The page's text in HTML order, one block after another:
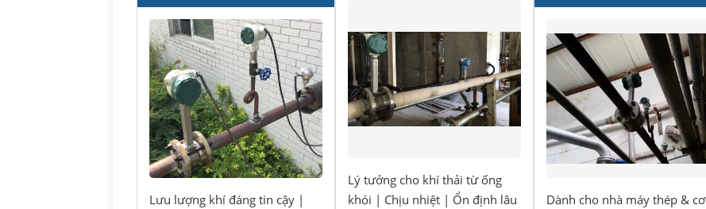
Lưu lượng khí đáng tin cậy |
Lý tưởng cho khí thải từ ống
khói | Chịu nhiệt | Ổn định lâu
Dành cho nhà máy thép & cơ